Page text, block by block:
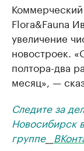
Flora&Fauna
увеличение
новостроек.
полтора-два
месяц», —
Следите за
Новосибирск в
группе__